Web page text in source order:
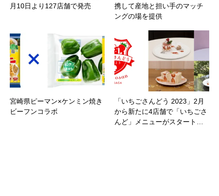
月10日より127店舗で発売
携して産地と担い手のマッチ
ングの場を提供
宮崎県ピーマン×ケンミン焼き
ビーフンコラボ
「いちごさんどう 2023」2月
から新たに4店舗で「いちごさ
んど」メニューがスタート…